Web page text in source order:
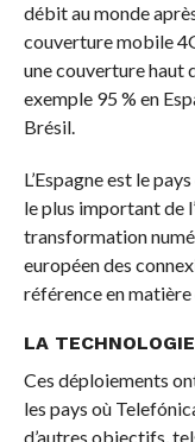
débit au monde
couverture mobile
une couverture haut
exemple 95 % en
Brésil.
L’Espagne est le
le plus important de
transformation
européen des
référence en
LA
Ces déploiements
les pays où
d’autres objectifs,